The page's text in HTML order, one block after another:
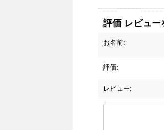
評価 レビュー
お名前:
評価:
レビュー: